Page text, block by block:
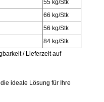
55 kg/Stk
66 kg/Stk
56 kg/Stk
84 kg/Stk
/ Lieferzeit auf
ideale Lösung für Ihre